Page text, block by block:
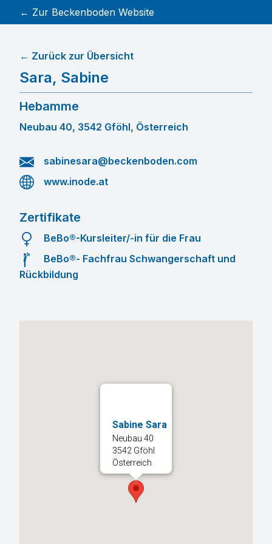
← Zur Beckenboden Website
Sara, Sabine
← Zurück zur Übersicht
Hebamme
Neubau 40, 3542 Gföhl, Österreich
sabinesara@beckenboden.com
www.inode.at
Zertifikate
BeBo®-Kursleiter/-in für die Frau
BeBo®- Fachfrau Schwangerschaft und
Rückbildung
Sabine Sara
Neubau 40
3542 Gföhl
Österreich